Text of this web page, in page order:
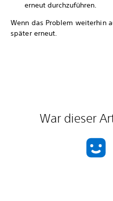
erneut durchzuführen.
Wenn das Problem weiterhin
später erneut.
War dieser